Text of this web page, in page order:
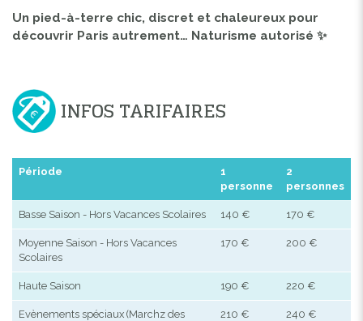
Un pied-à-terre chic, discret et chaleureux pour
découvrir Paris autrement… Naturisme autorisé ✨
INFOS TARIFAIRES
Période
1
personne
2
personnes
Basse Saison - Hors Vacances Scolaires 140 € 170 €
Moyenne Saison - Hors Vacances
Scolaires
170 € 200 €
Haute Saison 190 € 220 €
Evènements spéciaux (Marchz des
210 € 240 €